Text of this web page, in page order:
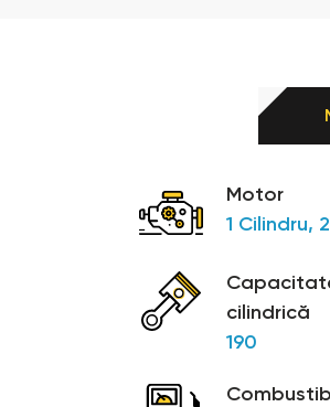
Motor
1 Cilindru,
cilindrică
190